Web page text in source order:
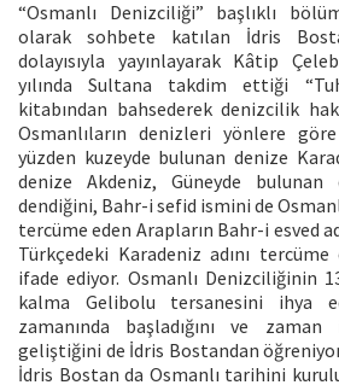
“Osmanlı Denizciliği” başlıklı
olarak sohbete katılan İdris
dolayısıyla yayınlayarak Kâtip
yılında Sultana takdim ettiği
kitabından bahsederek denizcilik
Osmanlıların denizleri yönlere göre
yüzden kuzeyde bulunan denize
denize Akdeniz, Güneyde bulunan
dendiğini, Bahr-i sefid ismini de
tercüme eden Arapların Bahr-i esved
Türkçedeki Karadeniz adını tercüme
ifade ediyor. Osmanlı Denizciliğinin
kalma Gelibolu tersanesini ihya
zamanında başladığını ve
geliştiğini de İdris Bostandan
İdris Bostan da Osmanlı tarihini